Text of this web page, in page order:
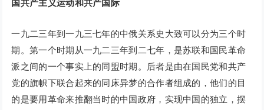
国共产主义运动和共产国际
一九二三年到一九三七年的中俄关系史大致可以分为三个时
期。第一个时期从一九二三年到二七年，是苏联和国民革命
派之间的一个事实上的同盟时期。后者是由在国民党和共产
党的旗帜下联合起来的同床异梦的合作者组成的，他们的目
的是要用革命来推翻当时的中国政府，实现中国的独立，摆